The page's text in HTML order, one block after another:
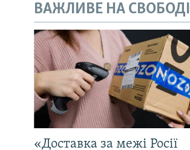
ВАЖЛИВЕ НА СВОБОДІ
«Доставка за межі Росії